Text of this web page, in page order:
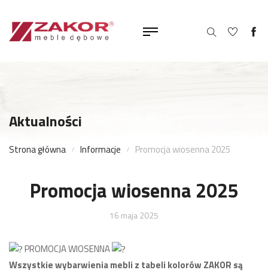
Aktualności
Strona główna Informacje Promocja wiosenna 2025
Promocja wiosenna 2025
16 maja 2025
PROMOCJA WIOSENNA
Wszystkie wybarwienia mebli z tabeli kolorów ZAKOR są